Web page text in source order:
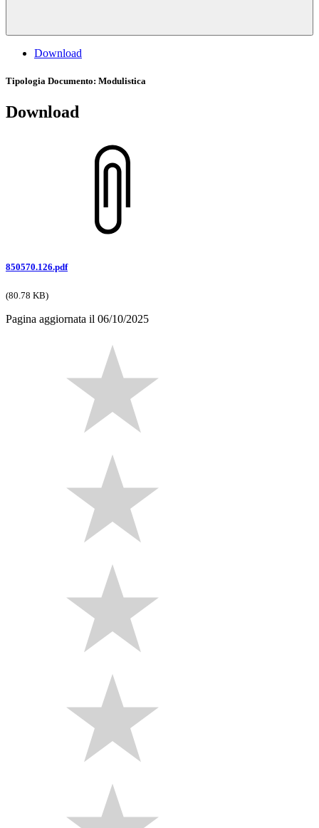
Download
Tipologia Documento: Modulistica
Download
850570.126.pdf
(80.78 KB)
Pagina aggiornata il 06/10/2025